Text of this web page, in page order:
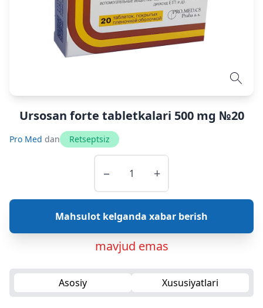
Ursosan forte tabletkalari 500 mg №20
Pro Med dan Retseptsiz
− +
Mahsulot kelganda xabar berish
mavjud emas
Asosiy Xususiyatlari